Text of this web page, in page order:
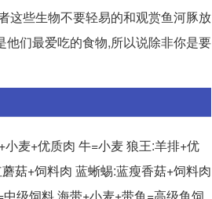
这些生物不要轻易的和观赏鱼河豚放
们最爱吃的食物,所以说除非你是要
麦+优质肉 牛=小麦 狼王:羊排+优
菇+饲料肉 蓝蜥蜴:蓝瘦香菇+饲料肉
级饲料 海带+小麦+带鱼=高级鱼饲